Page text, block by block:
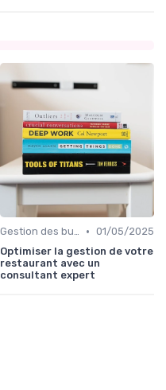
Gestion des budgets marketing • 01/05/2025
Optimiser la gestion de votre
restaurant avec un
consultant expert